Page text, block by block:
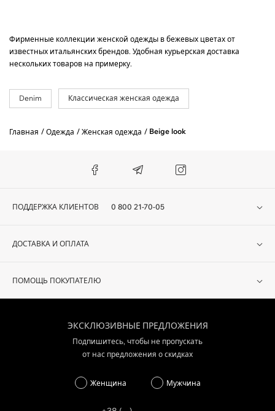
Фирменные коллекции женской одежды в бежевых цветах от
известных итальянских брендов. Удобная курьерская доставка
нескольких товаров на примерку.
Denim Классическая женская одежда
Главная Одежда Женская одежда Beige look
ПОДДЕРЖКА КЛИЕНТОВ 0 800 21-70-05
ДОСТАВКА И ОПЛАТА
ПОМОЩЬ ПОКУПАТЕЛЮ
ЭКСКЛЮЗИВНЫЕ ПРЕДЛОЖЕНИЯ
Подпишитесь, чтобы не пропускать
от нас предложения о скидках
Женщина Мужчина